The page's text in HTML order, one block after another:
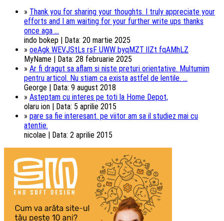
» Thank you for sharing your thoughts. I truly appreciate your
efforts and I am waiting for your further write ups thanks
once aga ...
indo bokep | Data: 20 martie 2025
» oeAgk WEVJStLs rsF UWW byqMZT lIZt fqAMhLZ
MyName | Data: 28 februarie 2025
» Ar fi dragut sa aflam si niste preturi orientative. Multumim
pentru articol. Nu stiam ca exista astfel de lentile. ...
George | Data: 9 august 2018
» Asteptam cu interes pe toti la Home Depot,
olaru ion | Data: 5 aprilie 2015
» pare sa fie interesant. pe viitor am sa il studiez mai cu
atentie.
nicolae | Data: 2 aprilie 2015